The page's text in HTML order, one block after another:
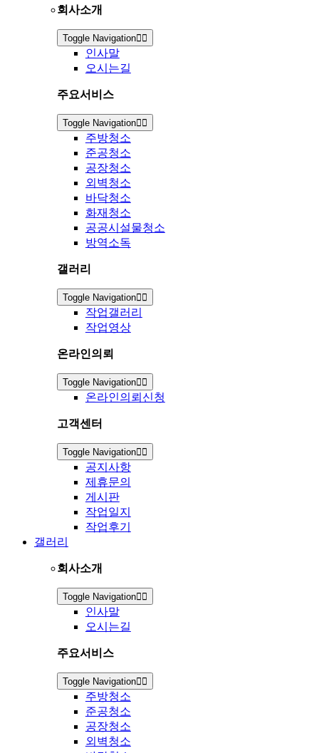
회사소개
Toggle Navigation
인사말
오시는길
주요서비스
Toggle Navigation
주방청소
준공청소
공장청소
외벽청소
바닥청소
화재청소
공공시설물청소
방역소독
갤러리
Toggle Navigation
작업갤러리
작업영상
온라인의뢰
Toggle Navigation
온라인의뢰신청
고객센터
Toggle Navigation
공지사항
제휴문의
게시판
작업일지
작업후기
갤러리
회사소개
Toggle Navigation
인사말
오시는길
주요서비스
Toggle Navigation
주방청소
준공청소
공장청소
외벽청소